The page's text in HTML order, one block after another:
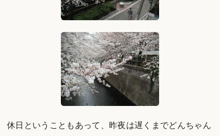
休日ということもあって、昨夜は遅くまでどんちゃん